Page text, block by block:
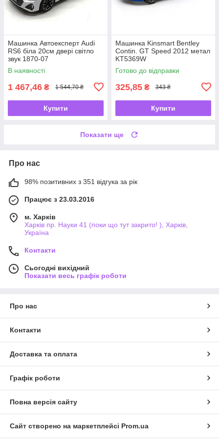
Машинка Автоексперт Audi
RS6 біла 20см двері світло
звук 1870-07
В наявності
1 467,46 ₴ 1 544,70 ₴
Купити
Машинка Kinsmart Bentley
Contin. GT Speed 2012 метал
KT5369W
Готово до відправки
325,85 ₴ 343 ₴
Купити
Показати ще
Про нас
98% позитивних з 351 відгука за рік
Працює з 23.03.2016
м. Харків
Харків пр. Науки 41 (поки що тут закрито! ), Харків,
Україна
Контакти
Сьогодні вихідний
Показати весь графік роботи
Про нас
Контакти
Доставка та оплата
Графік роботи
Повна версія сайту
Сайт створено на маркетплейсі Prom.ua